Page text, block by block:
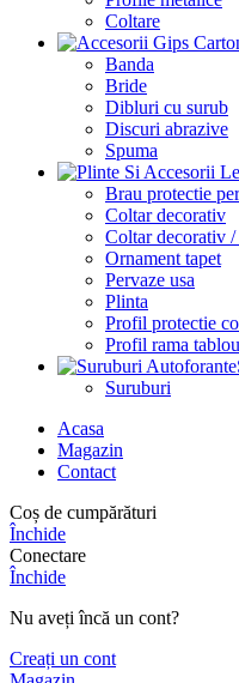
Coltare
Banda
Bride
Dibluri cu surub
Discuri abrazive
Spuma
Brau protectie
Coltar decorativ
Coltar decorativ
Ornament tapet
Pervaze usa
Plinta
Profil protectie
Profil rama tablou
Suruburi
Acasa
Magazin
Contact
Coș de cumpărături
Închide
Conectare
Închide
Nu aveți încă un cont?
Creați un cont